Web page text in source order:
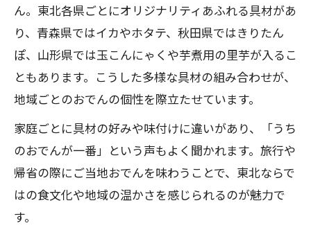
ん。東北各県ごとにオリジナリティあふれる具材があ
り、青森県ではイカやホタテ、秋田県ではきりたん
ぽ、山形県では玉こんにゃくや芋煮用の里芋が入るこ
ともあります。こうした多様な具材の組み合わせが、
地域ごとのおでんの個性を際立たせています。
家庭ごとに具材の好みや味付けに違いがあり、「うち
のおでんが一番」という声もよく聞かれます。旅行や
帰省の際にご当地おでんを味わうことで、東北ならで
はの食文化や地域の温かさを感じられるのが魅力で
す。